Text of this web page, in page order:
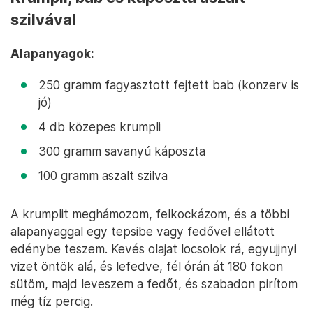
szilvával
Alapanyagok:
250 gramm fagyasztott fejtett bab (konzerv is
jó)
4 db közepes krumpli
300 gramm savanyú káposzta
100 gramm aszalt szilva
A krumplit meghámozom, felkockázom, és a többi
alapanyaggal egy tepsibe vagy fedővel ellátott
edénybe teszem. Kevés olajat locsolok rá, egyujjnyi
vizet öntök alá, és lefedve, fél órán át 180 fokon
sütöm, majd leveszem a fedőt, és szabadon pirítom
még tíz percig.